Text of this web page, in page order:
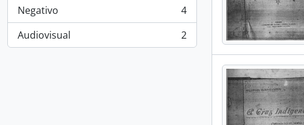
Negativo
, 4 resultados
4
Audiovisual
, 2 resultados 2